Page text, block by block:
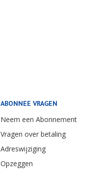
ABONNEE VRAGEN
Neem een Abonnement
Vragen over betaling
Adreswijziging
Opzeggen